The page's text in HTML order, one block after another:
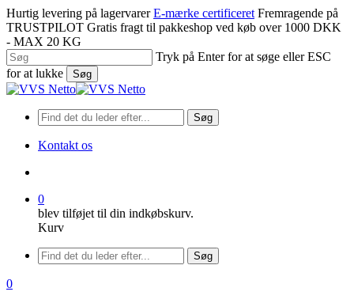
Spring
til
hovedindhold
Hurtig levering på lagervarer E-mærke certificeret Fremragende på
TRUSTPILOT Gratis fragt til pakkeshop ved køb over 1000 DKK
- MAX 20 KG
Tryk på Enter for at søge eller ESC
for at lukke
Søg
Luk
Søg
Kontakt os
0
blev tilføjet til din indkøbskurv.
Kurv
Menu
Søg
søge
0